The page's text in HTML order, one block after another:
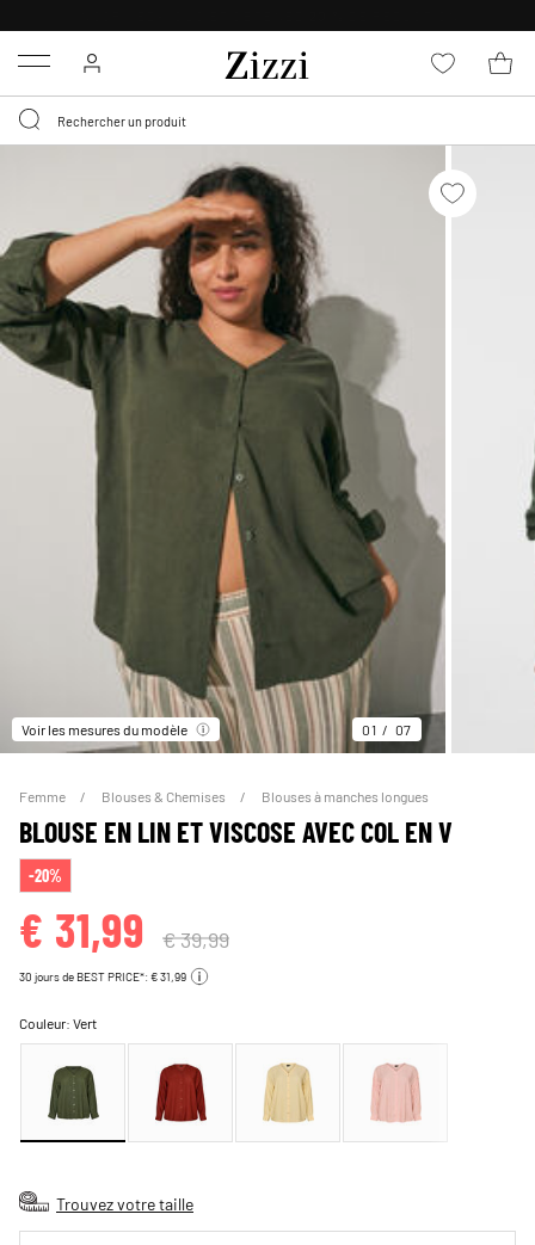
Menu
Voir les mesures du modèle 01 07
Femme Blouses & Chemises Blouses à manches longues
BLOUSE EN LIN ET VISCOSE AVEC COL EN V
-20%
€ 31,99 € 39,99
30 jours de BEST PRICE*: € 31,99
Couleur:Vert
Trouvez votre taille